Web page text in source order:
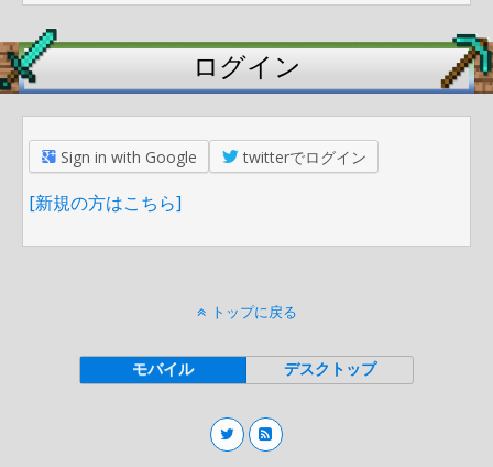
ログイン
Sign in with Google twitterでログイン
[新規の方はこちら]
トップに戻る
モバイル デスクトップ